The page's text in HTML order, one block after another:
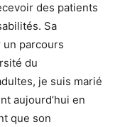
des patients
Sa
parcours
du
je suis marié
aujourd’hui en
que son